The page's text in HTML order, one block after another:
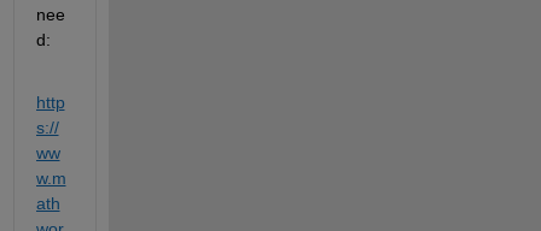
nee
d:
http
s://
ww
w.m
ath